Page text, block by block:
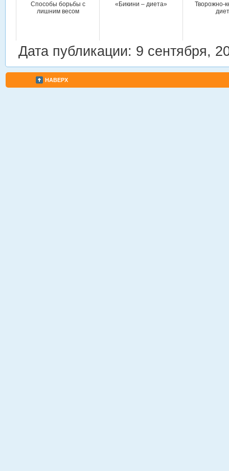
Способы борьбы с
лишним весом
«Бикини – диета»
Творожно-
Дата публикации: 9 сентября,
НАВЕРХ